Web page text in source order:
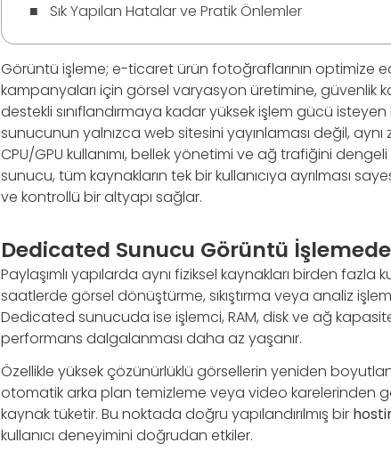
Sık Yapılan Hatalar ve Pratik Önlemler
Görüntü işleme; e-ticaret ürün fotoğraflarının optimize
kampanyaları için görsel varyasyon üretimine, güvenlik
destekli sınıflandırmaya kadar yüksek işlem gücü
sunucunun yalnızca web sitesini yayınlaması değil,
CPU/GPU kullanımı, bellek yönetimi ve ağ trafiğini
sunucu, tüm kaynakların tek bir kullanıcıya ayrılması
ve kontrollü bir altyapı sağlar.
Dedicated Sunucu Görüntü
Paylaşımlı yapılarda aynı fiziksel kaynakları birden fazla
saatlerde görsel dönüştürme, sıkıştırma veya analiz
Dedicated sunucuda ise işlemci, RAM, disk ve ağ
performans dalgalanması daha az yaşanır.
Özellikle yüksek çözünürlüklü görsellerin yeniden
otomatik arka plan temizleme veya video karelerinden
kaynak tüketir. Bu noktada doğru yapılandırılmış bir
kullanıcı deneyimini doğrudan etkiler.